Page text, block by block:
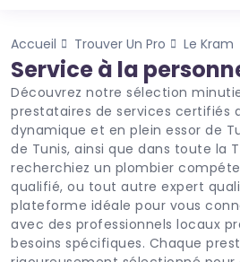
Accueil Trouver Un Pro Le Kram
Service à la
Découvrez notre sélection minutieuse des meilleurs
prestataires de services certifiés
dynamique et en plein essor de
de Tunis, ainsi que dans toute la
recherchiez un plombier
qualifié, ou tout autre expert
plateforme idéale pour vous
avec des professionnels locaux
besoins spécifiques. Chaque